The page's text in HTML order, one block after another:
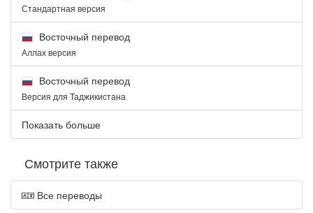
Стандартная версия
Восточный перевод
Аллах версия
Восточный перевод
Версия для Таджикистана
Показать больше
Смотрите также
Все переводы